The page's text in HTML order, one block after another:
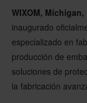
WIXOM,
inaugurado
especializado en
producción de
soluciones de
la fabricación